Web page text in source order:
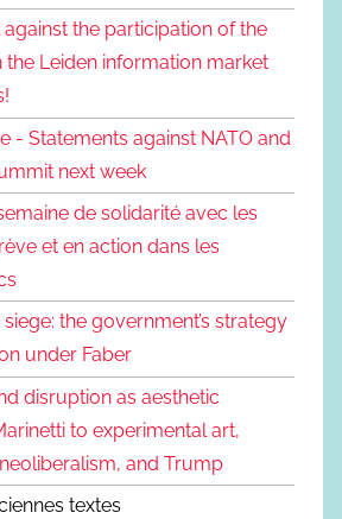
the participation of the
the Leiden information market
- Statements against NATO and
next week
de solidarité avec les
et en action dans les
the government’s strategy
under Faber
disruption as aesthetic
to experimental art,
and Trump
textes